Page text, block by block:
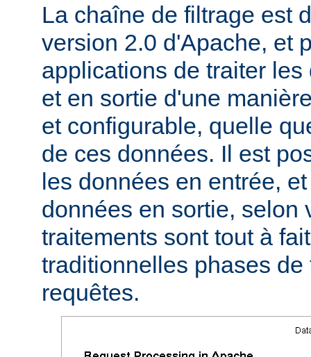
La chaîne de filtrage est
version 2.0 d'Apache, et
applications de traiter
et en sortie d'une
et configurable, quelle
de ces données. Il est
les données en entrée,
données en sortie, selon
traitements sont tout à
traditionnelles phases de
requêtes.